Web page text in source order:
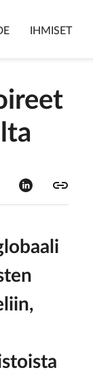
IHMISET